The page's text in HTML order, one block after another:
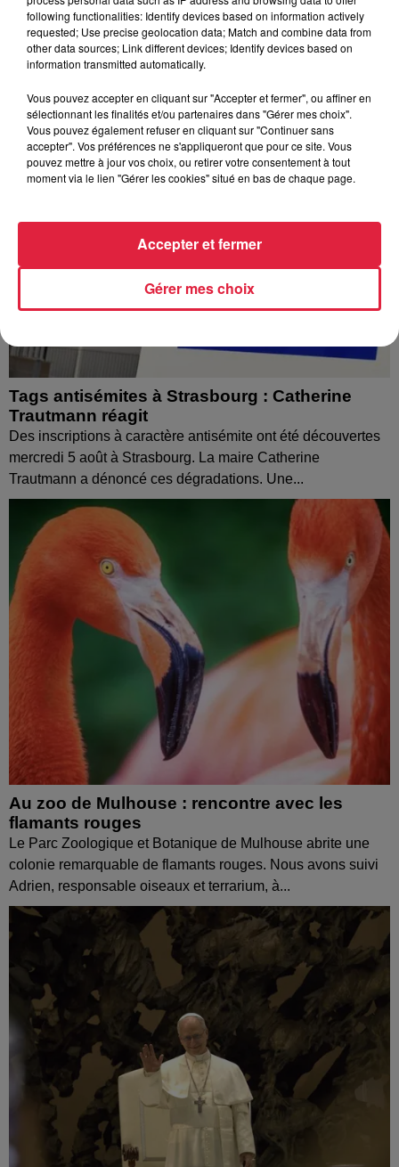
À Hoerdt, de l’eau brune sort des robinets
Depuis plusieurs jours, des habitants de Hoerdt ont vu de
l’eau brune s’écouler de leurs robinets. Face aux
nombreuses interrogations, la municipalité a pris...
Tags antisémites à Strasbourg : Catherine
Trautmann réagit
Des inscriptions à caractère antisémite ont été découvertes
mercredi 5 août à Strasbourg. La maire Catherine
Trautmann a dénoncé ces dégradations. Une...
Au zoo de Mulhouse : rencontre avec les
flamants rouges
Le Parc Zoologique et Botanique de Mulhouse abrite une
colonie remarquable de flamants rouges. Nous avons suivi
Adrien, responsable oiseaux et terrarium, à...
following functionalities: Identify devices based on information actively
requested; Use precise geolocation data; Match and combine data from
other data sources; Link different devices; Identify devices based on
information transmitted automatically.
Vous pouvez accepter en cliquant sur "Accepter et fermer", ou affiner en
sélectionnant les finalités et/ou partenaires dans "Gérer mes choix".
Vous pouvez également refuser en cliquant sur "Continuer sans
accepter". Vos préférences ne s'appliqueront que pour ce site. Vous
pouvez mettre à jour vos choix, ou retirer votre consentement à tout
moment via le lien "Gérer les cookies" situé en bas de chaque page.
Gérer mes choix
Accepter et fermer